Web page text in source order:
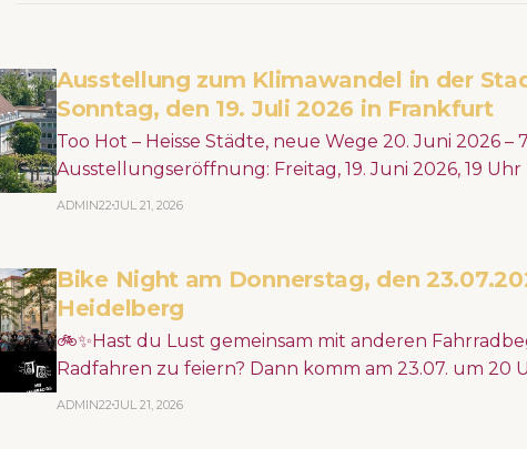
Ausstellung zum Klimawandel in der
Sonntag, den 19. Juli 2026 in Frankfurt
Too Hot – Heisse Städte, neue Wege 20. Juni 2026 – 7. Februar 2027
Ausstellungseröffnung: Freitag, 19. Juni 2026, 19
Architekturmuseum (DAM) >> Erdgeschoss Städte werden durch
dringend urbane Räume neu gedacht und
ADMIN22 JUL 21, 2026
Bike Night am Donnerstag, den
Heidelberg
🚲✨Hast du Lust gemeinsam mit anderen
Radfahren zu feiern? Dann komm am 23.07. um 20
Schwanenteichanlage, dreh mit uns eine Runde
ADMIN22 JUL 21, 2026